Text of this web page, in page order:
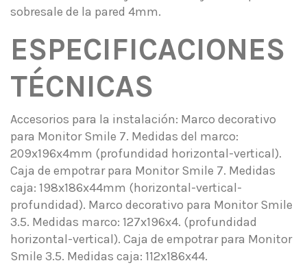
sobresale de la pared 4mm.
ESPECIFICACIONES
TÉCNICAS
Accesorios para la instalación: Marco decorativo
para Monitor Smile 7. Medidas del marco:
209x196x4mm (profundidad horizontal-vertical).
Caja de empotrar para Monitor Smile 7. Medidas
caja: 198x186x44mm (horizontal-vertical-
profundidad). Marco decorativo para Monitor Smile
3.5. Medidas marco: 127x196x4. (profundidad
horizontal-vertical). Caja de empotrar para Monitor
Smile 3.5. Medidas caja: 112x186x44.